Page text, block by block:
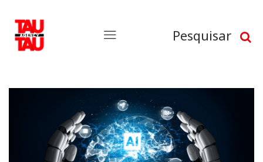
Pesquisar